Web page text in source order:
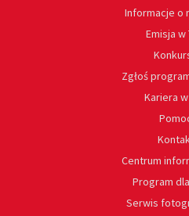
Informacje o
Emisja w
Zgłoś
Kariera w
Centrum
Program
Serwis